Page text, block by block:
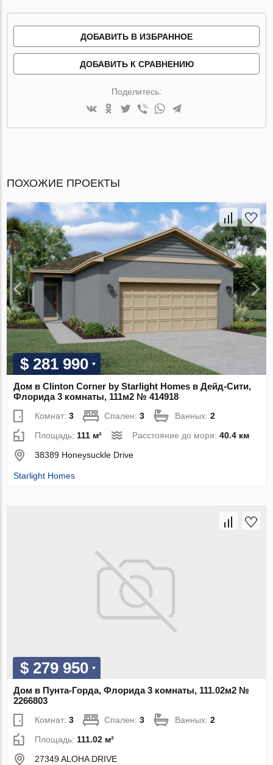
ДОБАВИТЬ В ИЗБРАННОЕ
ДОБАВИТЬ К СРАВНЕНИЮ
Поделитесь:
ПОХОЖИЕ ПРОЕКТЫ
$ 281 990
Дом в Clinton Corner by Starlight Homes в Дейд-Сити,
Флорида 3 комнаты, 111м2 № 414918
Комнат:3 Спален:3 Ванных:2
Площадь:111 м² Расстояние до моря:40.4 км
38389 Honeysuckle Drive
Starlight Homes
$ 279 950
Дом в Пунта-Горда, Флорида 3 комнаты, 111.02м2 №
2266803
Комнат:3 Спален:3 Ванных:2
Площадь: 111.02 м²
27349 ALOHA DRIVE